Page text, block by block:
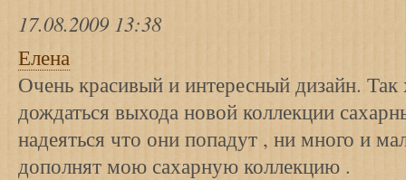
17.08.2009 13:38
Елена
Очень красивый и интересный дизайн. Так
дождаться выхода новой коллекции
надеяться что они попадут , ни много и
дополнят мою сахарную коллекцию .